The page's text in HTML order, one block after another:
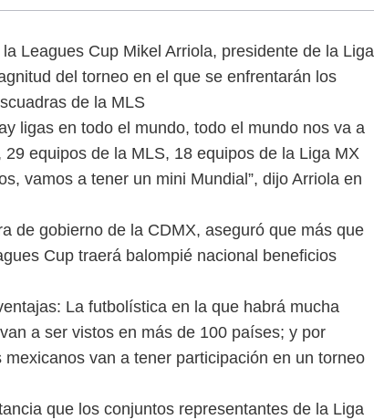
Leagues Cup Mikel Arriola, presidente de la Liga
del torneo en el que se enfrentarán los
de la MLS
ligas en todo el mundo, todo el mundo nos va a
equipos de la MLS, 18 equipos de la Liga MX
vamos a tener un mini Mundial”, dijo Arriola en
de gobierno de la CDMX, aseguró que más que
Cup traerá balompié nacional beneficios
La futbolística en la que habrá mucha
a ser vistos en más de 100 países; y por
van a tener participación en un torneo
que los conjuntos representantes de la Liga